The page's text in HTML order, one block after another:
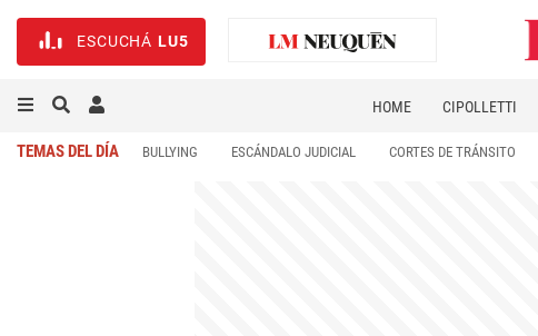
ESCUCHÁ LU5
HOME CIPOLLETTI
TEMAS DEL DÍA BULLYING ESCÁNDALO JUDICIAL CORTES DE TRÁNSITO